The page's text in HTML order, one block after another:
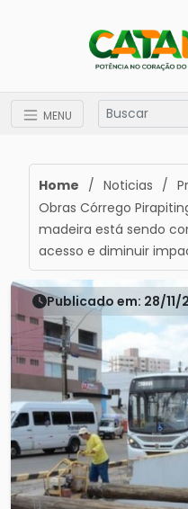
MENU
Home / Noticias /
Obras Córrego
madeira está sendo
acesso e diminuir
Publicado em: 28/11/